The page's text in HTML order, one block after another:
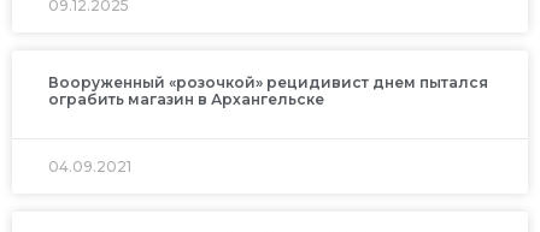
09.12.2025
Вооруженный «розочкой» рецидивист днем пытался
ограбить магазин в Архангельске
04.09.2021